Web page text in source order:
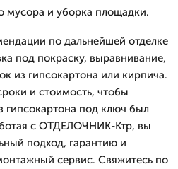
мусора и уборка площадки.
по дальнейшей отделке
под покраску, выравнивание,
из гипсокартона или кирпича.
и стоимость, чтобы
гипсокартона под ключ был
с ОТДЕЛОЧНИК-Ктр, вы
подход, гарантию и
сервис. Свяжитесь по